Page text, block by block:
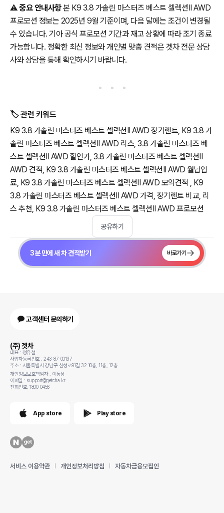
⚠️중요 안내사항본 K9 3.8 가솔린 마스터즈 베스트 셀렉션II AWD
프로모션 정보는 2025년 9월 기준이며, 다음 달에는 조건이 변경될
수 있습니다. 기아 공식 프로모션 기간과 재고 상황에 따라 조기 종료
가능합니다. 정확한 최신 정보와 개인별 맞춤 견적은 겟차 전문 상담
사와 상담을 통해 확인하시기 바랍니다.
🏷️ 관련 키워드
K9 3.8 가솔린 마스터즈 베스트 셀렉션II AWD 장기렌트, K9 3.8 가
솔린 마스터즈 베스트 셀렉션II AWD 리스, 3.8 가솔린 마스터즈 베
스트 셀렉션II AWD 할인가, 3.8 가솔린 마스터즈 베스트 셀렉션II
AWD 견적, K9 3.8 가솔린 마스터즈 베스트 셀렉션II AWD 월납입
료, K9 3.8 가솔린 마스터즈 베스트 셀렉션II AWD 모의견적 , K9
3.8 가솔린 마스터즈 베스트 셀렉션II AWD 가격, 장기렌트 비교, 리
스 추천, K9 3.8 가솔린 마스터즈 베스트 셀렉션II AWD 프로모션
공유하기
3분 만에 새 차 견적받기 바로가기
고객센터 문의하기
(주) 겟차
대표 : 정유철
사업자등록번호 : 243-87-00137
주소 : 서울특별시 강남구 삼성로91길 32 10층, 11층, 12층
개인정보보호책임자 : 이동용
이메일 : support@getcha.kr
전화번호: 1800-0456
App store Play store
서비스 이용약관 개인정보처리방침 자동차금융모집인